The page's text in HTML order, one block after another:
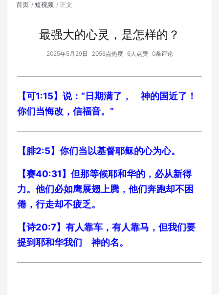
首页 短视频 正文
最强大的心灵，是怎样的？
2025年5月29日 2056点热度 6人点赞 0条评论
【可1:15】说：“日期满了， 神的国近了！
你们当悔改，信福音。”
【腓2:5】你们当以基督耶稣的心为心。
【赛40:31】但那等候耶和华的，必从新得
力。他们必如鹰展翅上腾，他们奔跑却不困
倦，行走却不疲乏。
【诗20:7】有人靠车，有人靠马，但我们要
提到耶和华我们 神的名。